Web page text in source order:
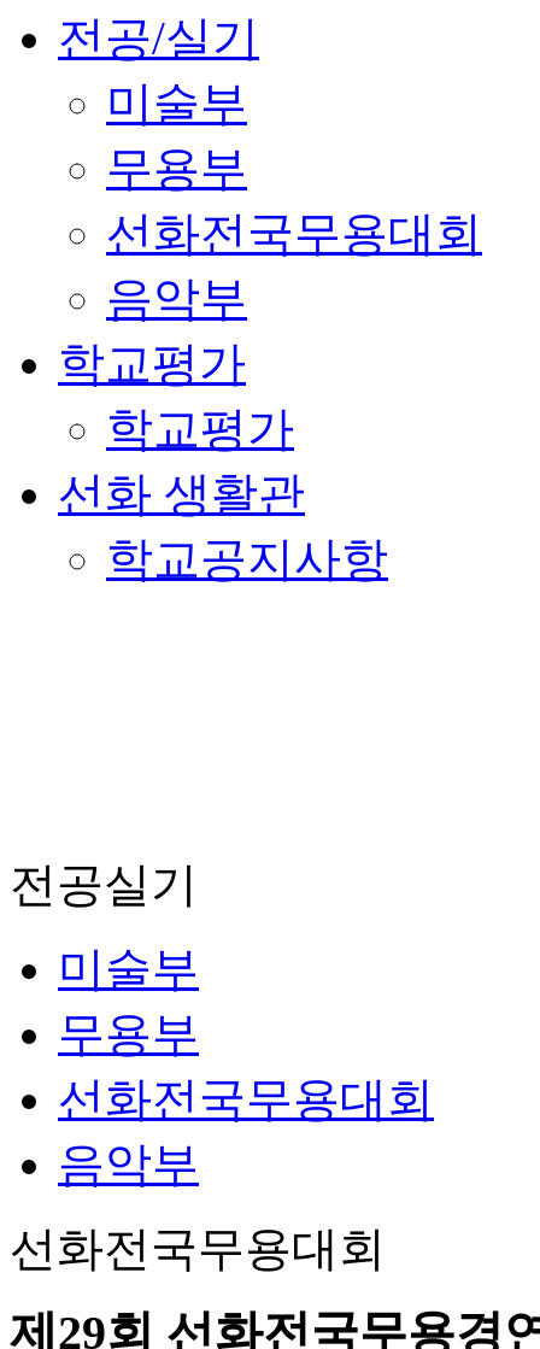
전공/실기
미술부
무용부
선화전국무용대회
음악부
학교평가
학교평가
선화 생활관
학교공지사항
전공실기
미술부
무용부
선화전국무용대회
음악부
선화전국무용대회
제29회 선화전국무용경